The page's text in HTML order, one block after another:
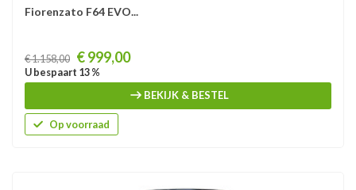
Fiorenzato F64 EVO...
Prijs
€ 1.158,00 € 999,00
U bespaart 13 %
BEKIJK & BESTEL
Op voorraad